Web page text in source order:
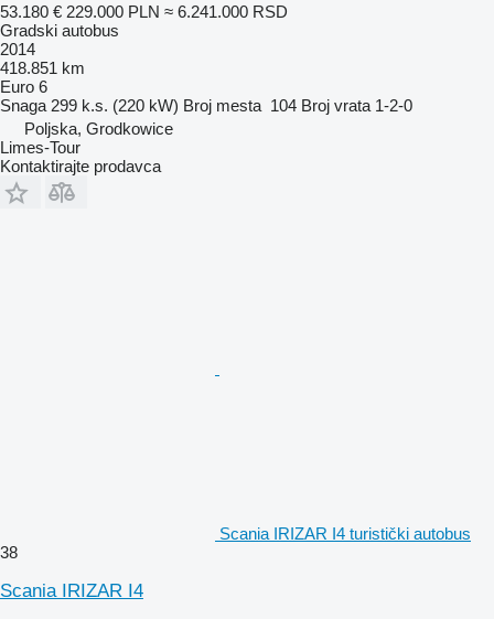
53.180 € 229.000 PLN ≈ 6.241.000 RSD
Gradski autobus
2014
418.851 km
Euro 6
Snaga 299 k.s. (220 kW) Broj mesta 104 Broj vrata 1-2-0
Poljska, Grodkowice
Limes-Tour
Kontaktirajte prodavca
Scania IRIZAR I4 turistički autobus
38
Scania IRIZAR I4